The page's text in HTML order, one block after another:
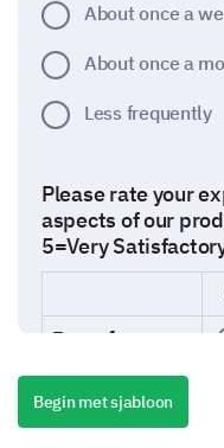
About once a
About once a
Less frequently
Please rate your
aspects of our
5=Very
Ease of use
Performance
Begin met sjabloon